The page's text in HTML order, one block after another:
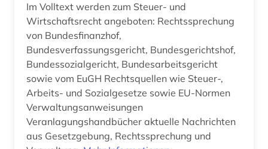
Im Volltext werden zum Steuer- und
Wirtschaftsrecht angeboten: Rechtssprechung
von Bundesfinanzhof,
Bundesverfassungsgericht, Bundesgerichtshof,
Bundessozialgericht, Bundesarbeitsgericht
sowie vom EuGH Rechtsquellen wie Steuer-,
Arbeits- und Sozialgesetze sowie EU-Normen
Verwaltungsanweisungen
Veranlagungshandbücher aktuelle Nachrichten
aus Gesetzgebung, Rechtssprechung und